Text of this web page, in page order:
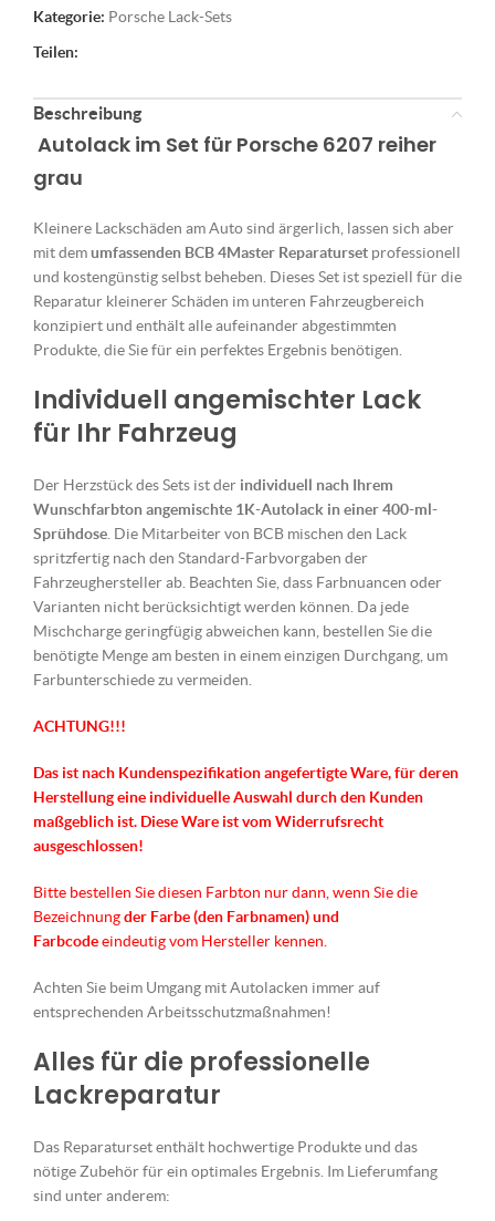
Kategorie: Porsche Lack-Sets
Teilen:
Beschreibung
Autolack im Set für Porsche 6207 reiher
grau
Kleinere Lackschäden am Auto sind ärgerlich, lassen sich aber
mit demumfassenden BCB 4Master Reparaturset professionell
und kostengünstig selbst beheben. Dieses Set ist speziell für die
Reparatur kleinerer Schäden im unteren Fahrzeugbereich
konzipiert und enthält alle aufeinander abgestimmten
Produkte, die Sie für ein perfektes Ergebnis benötigen.
Individuell angemischter Lack
für Ihr Fahrzeug
Der Herzstück des Sets ist der individuell nach Ihrem
Wunschfarbton angemischte 1K-Autolack in einer 400-ml-
Sprühdose . Die Mitarbeiter von BCB mischen den Lack
spritzfertig nach den Standard-Farbvorgaben der
Fahrzeughersteller ab. Beachten Sie, dass Farbnuancen oder
Varianten nicht berücksichtigt werden können. Da jede
Mischcharge geringfügig abweichen kann, bestellen Sie die
benötigte Menge am besten in einem einzigen Durchgang, um
Farbunterschiede zu vermeiden.
ACHTUNG!!!
Das ist nach Kundenspezifikation angefertigte Ware, für deren
Herstellung eine individuelle Auswahl durch den Kunden
maßgeblich ist. Diese Ware ist vom Widerrufsrecht
ausgeschlossen!
Bitte bestellen Sie diesen Farbton nur dann, wenn Sie die
Bezeichnungder Farbe (den Farbnamen) und
Farbcodeeindeutig vom Hersteller kennen.
Achten Sie beim Umgang mit Autolacken immer auf
entsprechenden Arbeitsschutzmaßnahmen!
Alles für die professionelle
Lackreparatur
Das Reparaturset enthält hochwertige Produkte und das
nötige Zubehör für ein optimales Ergebnis. Im Lieferumfang
sind unter anderem: